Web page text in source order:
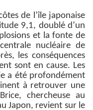
de l’île japonaise
9,1, doublé d’un
et la fonte de
nucléaire de
les conséquences
sont en cause. Les
a été profondément
à retrouver une
chercheuse au
Japon, revient sur le